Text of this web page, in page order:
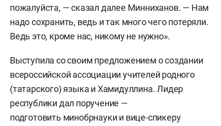
пожалуйста, — сказал далее Минниханов. — Нам
надо сохранить, ведь и так много чего потеряли.
Ведь это, кроме нас, никому не нужно».
Выступила со своим предложением о создании
всероссийской ассоциации учителей родного
(татарского) языка и Хамидуллина. Лидер
республики дал поручение —
подготовить минобрнауки и вице-спикеру